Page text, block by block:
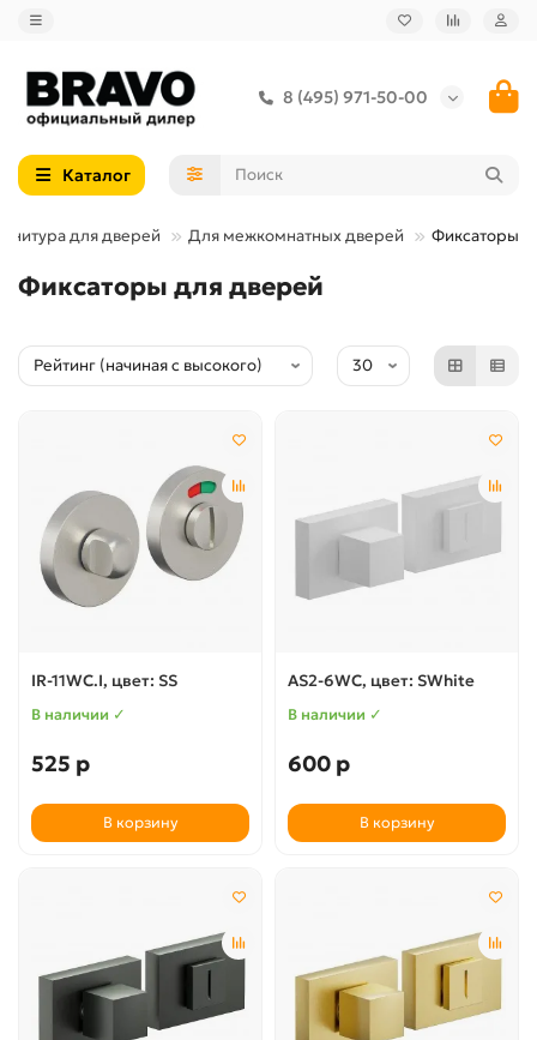
8 (495) 971-50-00
Каталог
для дверей Для межкомнатных дверей Фиксаторы
Фиксаторы для дверей
IR-11WC.I, цвет: SS
В наличии ✓
525 р
В корзину
AS2-6WC, цвет: SWhite
В наличии ✓
600 р
В корзину